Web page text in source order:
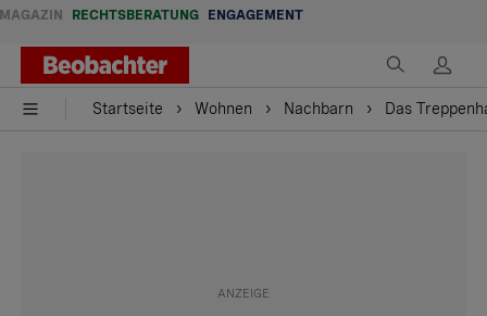
MAGAZIN RECHTSBERATUNG ENGAGEMENT
Startseite Wohnen Nachbarn Das